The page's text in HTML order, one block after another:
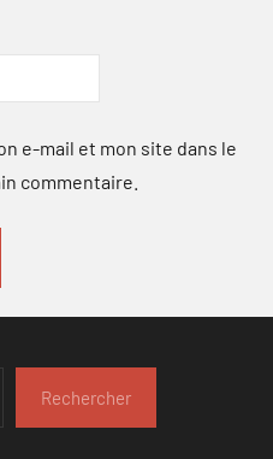
e-mail et mon site dans le
commentaire.
Rechercher